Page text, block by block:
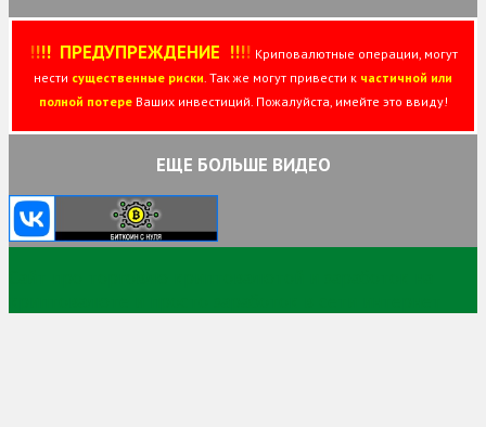
!!!!ПРЕДУПРЕЖДЕНИЕ !!!! Криповалютные операции, могут
нести существенные риски . Так же могут привести к частичной или
полной потереВаших инвестиций. Пожалуйста, имейте это ввиду!
ЕЩЕ БОЛЬШЕ ВИДЕО